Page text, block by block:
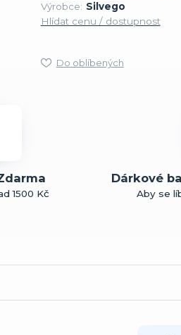
Výrobce: Silvego
Hlídat cenu / dostupnost
Do oblíbených
1500 Kč
Dárkové
Aby se